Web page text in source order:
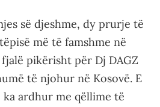
së djeshme, dy prurje të
më të famshme në
pikërisht për Dj DAGZ
të njohur në Kosovë. E
ardhur me qëllime të